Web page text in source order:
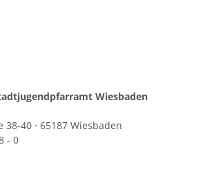
Wiesbaden
38-40 · 65187 Wiesbaden
- 0